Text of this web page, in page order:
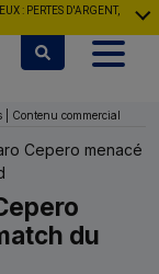
: PERTES D'ARGENT,
| Contenu commercial
Cepero menacé
du